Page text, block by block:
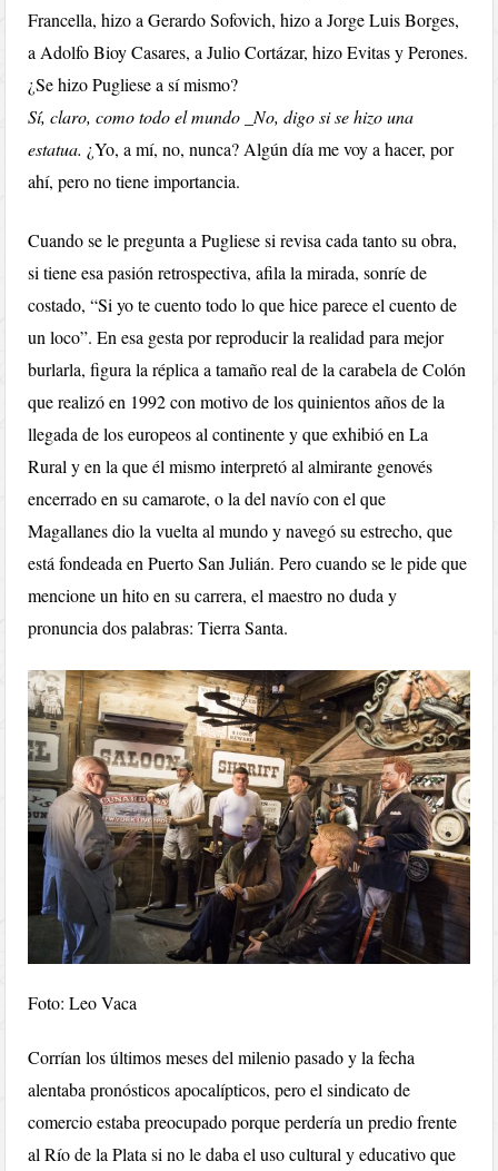
Francella, hizo a Gerardo Sofovich, hizo a Jorge Luis Borges,
a Adolfo Bioy Casares, a Julio Cortázar, hizo Evitas y Perones.
¿Se hizo Pugliese a sí mismo?
Sí, claro, como todo el mundo _No, digo si se hizo una
estatua. ¿Yo, a mí, no, nunca? Algún día me voy a hacer, por
ahí, pero no tiene importancia.
Cuando se le pregunta a Pugliese si revisa cada tanto su obra,
si tiene esa pasión retrospectiva, afila la mirada, sonríe de
costado, “Si yo te cuento todo lo que hice parece el cuento de
un loco”. En esa gesta por reproducir la realidad para mejor
burlarla, figura la réplica a tamaño real de la carabela de Colón
que realizó en 1992 con motivo de los quinientos años de la
llegada de los europeos al continente y que exhibió en La
Rural y en la que él mismo interpretó al almirante genovés
encerrado en su camarote, o la del navío con el que
Magallanes dio la vuelta al mundo y navegó su estrecho, que
está fondeada en Puerto San Julián. Pero cuando se le pide que
mencione un hito en su carrera, el maestro no duda y
pronuncia dos palabras: Tierra Santa.
Foto: Leo Vaca
Corrían los últimos meses del milenio pasado y la fecha
alentaba pronósticos apocalípticos, pero el sindicato de
comercio estaba preocupado porque perdería un predio frente
al Río de la Plata si no le daba el uso cultural y educativo que